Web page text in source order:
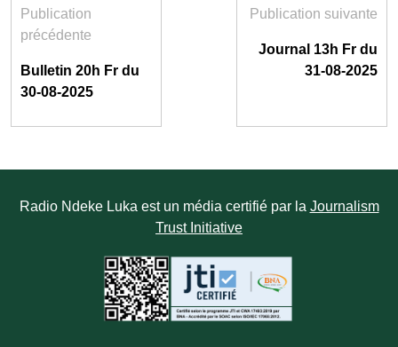
Publication
précédente
Bulletin 20h Fr du
30-08-2025
Publication suivante
Journal 13h Fr du
31-08-2025
Radio Ndeke Luka est un média certifié par la Journalism
Trust Initiative